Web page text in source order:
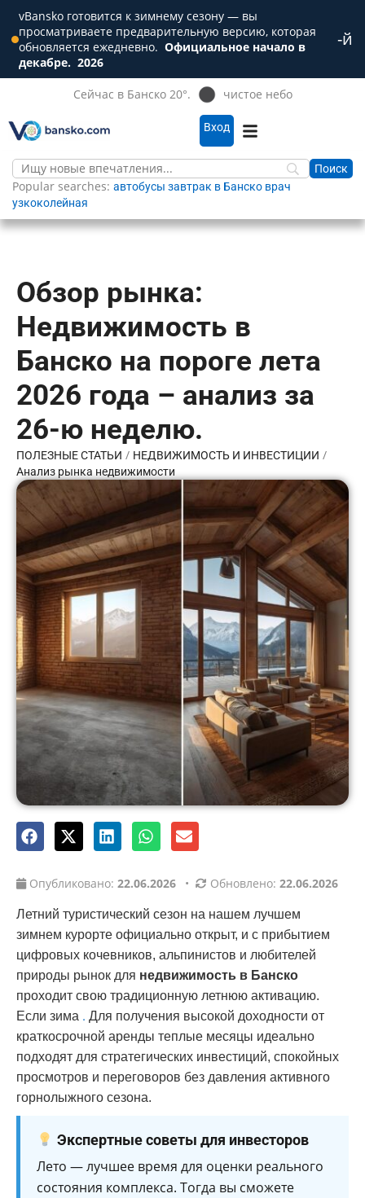
vBansko готовится к зимнему сезону — вы
просматриваете предварительную версию, которая
обновляется ежедневно. Официальное начало в
декабре. 2026
-й
Сейчас в Банско 20°. чистое небо
Вход
Popular searches: автобусы завтрак в Банско врач
узкоколейная
Обзор рынка:
Недвижимость в
Банско на пороге лета
2026 года – анализ за
26-ю неделю.
ПОЛЕЗНЫЕ СТАТЬИ / НЕДВИЖИМОСТЬ И ИНВЕСТИЦИИ /
Анализ рынка недвижимости
Опубликовано: 22.06.2026 • Обновлено: 22.06.2026
Летний туристический сезон на нашем лучшем
зимнем курорте официально открыт, и с прибытием
цифровых кочевников, альпинистов и любителей
природы рынок для недвижимость в Банско
проходит свою традиционную летнюю активацию.
Если зима . Для получения высокой доходности от
краткосрочной аренды теплые месяцы идеально
подходят для стратегических инвестиций, спокойных
просмотров и переговоров без давления активного
горнолыжного сезона.
Экспертные советы для инвесторов
Лето — лучшее время для оценки реального
состояния комплекса. Тогда вы сможете